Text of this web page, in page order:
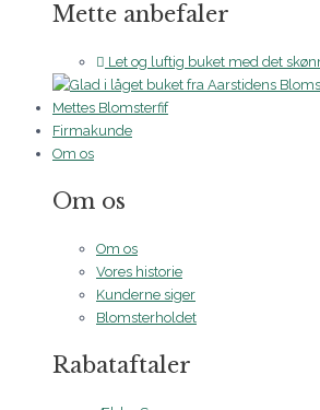
Mette anbefaler
Let og luftig buket med det
Mettes Blomsterfif
Firmakunde
Om os
Om os
Om os
Vores historie
Kunderne siger
Blomsterholdet
Rabataftaler